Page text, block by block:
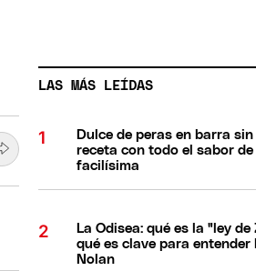
LAS MÁS LEÍDAS
Dulce de peras en barra
receta con todo el sabor
facilísima
La Odisea: qué es la "ley
qué es clave para entender
Nolan